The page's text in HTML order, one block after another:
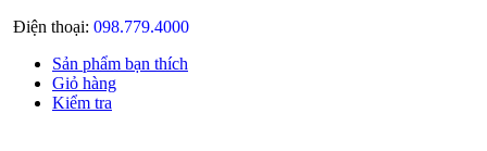
Điện thoại: 098.779.4000
Sản phẩm bạn thích
Giỏ hàng
Kiểm tra